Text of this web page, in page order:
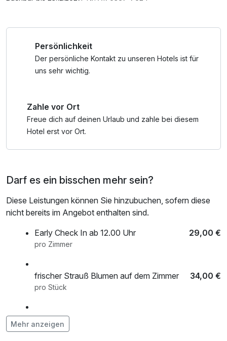
Persönlichkeit
Der persönliche Kontakt zu unseren Hotels ist für
uns sehr wichtig.
Zahle vor Ort
Freue dich auf deinen Urlaub und zahle bei diesem
Hotel erst vor Ort.
Darf es ein bisschen mehr sein?
Diese Leistungen können Sie hinzubuchen, sofern diese
nicht bereits im Angebot enthalten sind.
Early Check In ab 12.00 Uhr
29,00 €
pro Zimmer
frischer Strauß Blumen auf dem Zimmer 34,00 €
pro Stück
Ihr Baby Extra
pro Zimmer
Mehr anzeigen